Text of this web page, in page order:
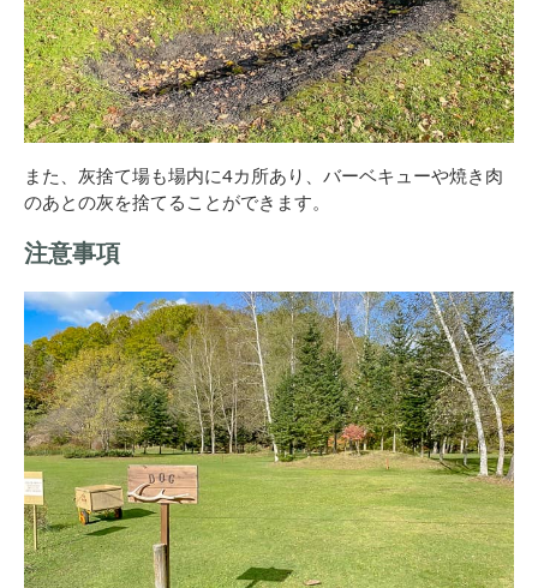
また、灰捨て場も場内に4カ所あり、バーベキューや焼き肉
のあとの灰を捨てることができます。
注意事項